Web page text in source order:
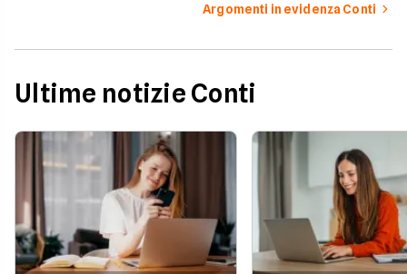
Argomenti in evidenza Conti
Ultime notizie Conti